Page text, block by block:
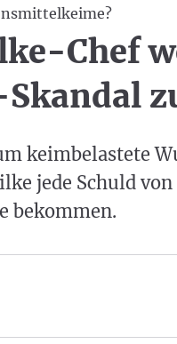
Chef
keimbelastete
jede Schuld
bekommen.